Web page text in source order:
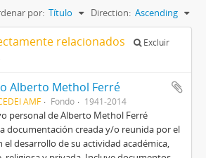
por: Título Direction: Ascending
relacionados
Excluir
Alberto Methol Ferré
AMF Fondo 1941-2014
personal de Alberto Methol Ferré
documentación creada y/o reunida por el
el desarrollo de su actividad académica,